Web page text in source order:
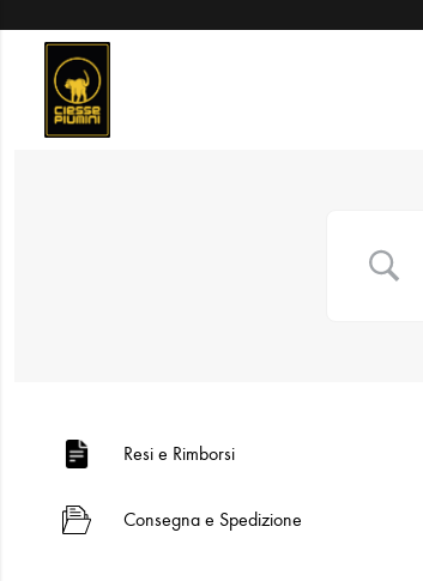
Resi e Rimborsi
Consegna e Spedizione